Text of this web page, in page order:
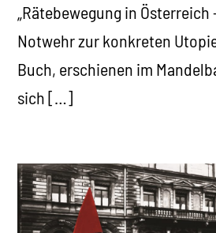
„Rätebewegung in Österreich
Notwehr zur konkreten
Buch, erschienen im
sich […]